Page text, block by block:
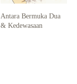
Antara Bermuka Dua
& Kedewasaan